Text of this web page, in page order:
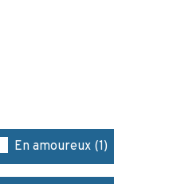
En amoureux (1)